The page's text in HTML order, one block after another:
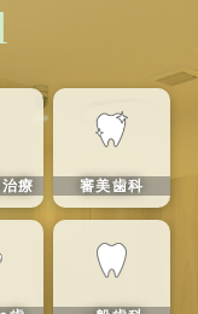
療 審美歯科